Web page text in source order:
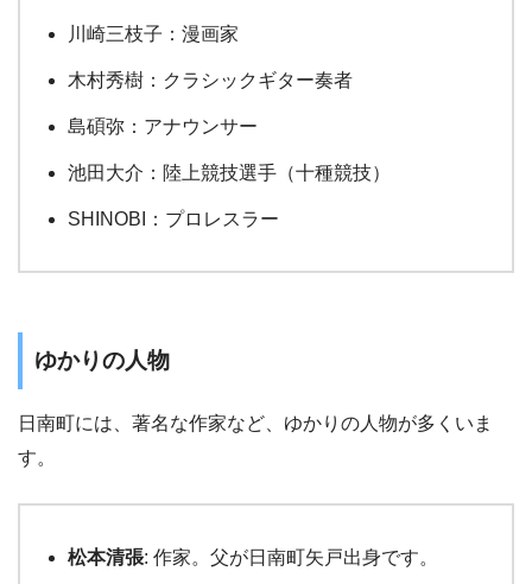
川崎三枝子：漫画家
木村秀樹：クラシックギター奏者
島碩弥：アナウンサー
池田大介：陸上競技選手（十種競技）
SHINOBI：プロレスラー
ゆかりの人物
日南町には、著名な作家など、ゆかりの人物が多くいま
す。
松本清張: 作家。父が日南町矢戸出身です。